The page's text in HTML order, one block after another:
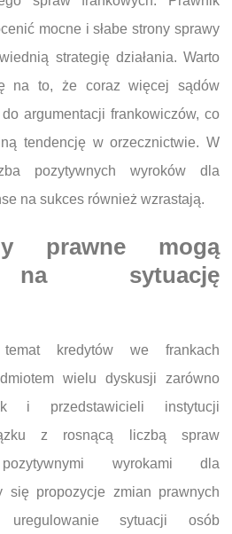
mocne i słabe strony sprawy
strategię działania. Warto
na to, że coraz więcej sądów
argumentacji frankowiczów, co
tendencję w orzecznictwie. W
pozytywnych wyroków dla
na sukces również wzrastają.
prawne mogą
na sytuację
kredytów we frankach
wielu dyskusji zarówno
i przedstawicieli instytucji
z rosnącą liczbą spraw
wyrokami dla
się propozycje zmian prawnych
sytuacji osób